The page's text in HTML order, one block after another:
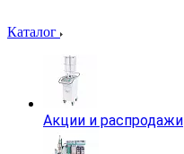
Каталог
Акции и распродажи